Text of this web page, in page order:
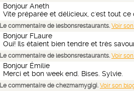
Bonjour Aneth
Vite préparée et délicieux, c'est tout ce
Le commentaire de lesbonsrestaurants. Voir
Bonjour FLaure
Oui! Ils étaient bien tendre et très
Le commentaire de lesbonsrestaurants. Voir
Bonjour Émilie
Merci et bon week end. Bises. Sylvie.
Le commentaire de chezmamygigi. Voir son